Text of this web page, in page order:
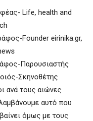
Life, health and
Founder eirinika.gr,
Παρουσιαστής
Σκηνοθέτης
ανά τους αιώνες
αυτό που
όμως με τους